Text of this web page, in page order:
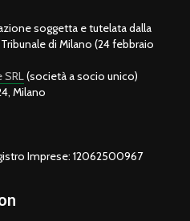
soggetta e tutelata dalla
di Milano (24 febbraio
SRL(società a socio unico)
Milano
Imprese: 12062500967